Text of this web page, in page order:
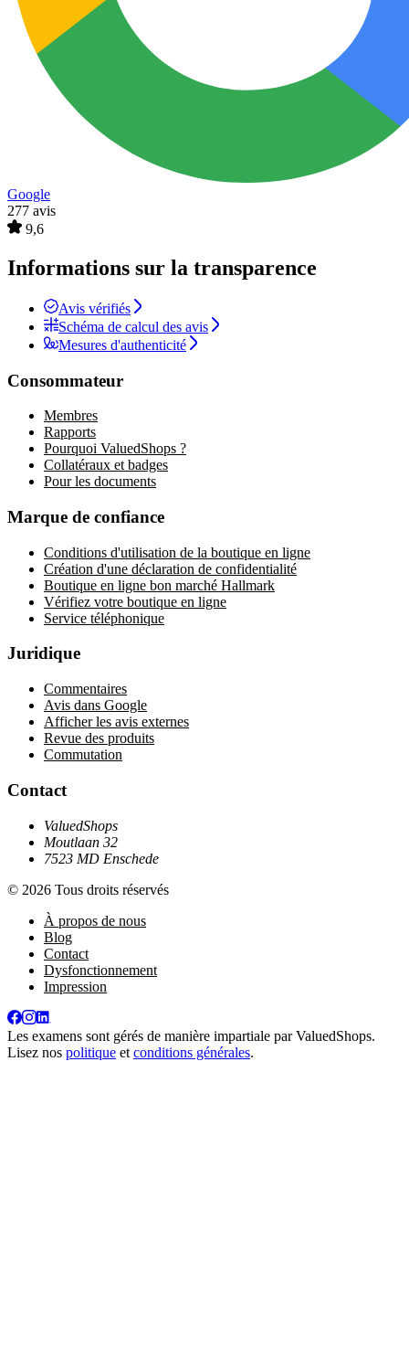
Google
277 avis
9,6
Informations sur la transparence
Avis vérifiés
Schéma de calcul des avis
Mesures d'authenticité
Consommateur
Membres
Rapports
Pourquoi ValuedShops ?
Collatéraux et badges
Pour les documents
Marque de confiance
Conditions d'utilisation de la boutique en ligne
Création d'une déclaration de confidentialité
Boutique en ligne bon marché Hallmark
Vérifiez votre boutique en ligne
Service téléphonique
Juridique
Commentaires
Avis dans Google
Afficher les avis externes
Revue des produits
Commutation
Contact
ValuedShops
Moutlaan 32
7523 MD Enschede
© 2026 Tous droits réservés
À propos de nous
Blog
Contact
Dysfonctionnement
Impression
Les examens sont gérés de manière impartiale parValuedShops.
Lisez nos politique et conditions générales.